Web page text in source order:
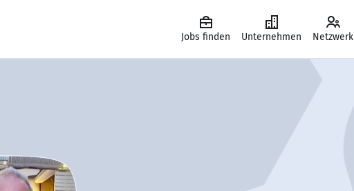
Jobs finden Unternehmen Netzwerk